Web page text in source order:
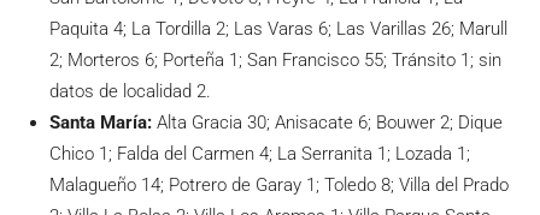
Paquita 4; La Tordilla 2; Las Varas 6; Las Varillas 26; Marull
2; Morteros 6; Porteña 1; San Francisco 55; Tránsito 1; sin
datos de localidad 2.
Santa María: Alta Gracia 30; Anisacate 6; Bouwer 2; Dique
Chico 1; Falda del Carmen 4; La Serranita 1; Lozada 1;
Malagueño 14; Potrero de Garay 1; Toledo 8; Villa del Prado